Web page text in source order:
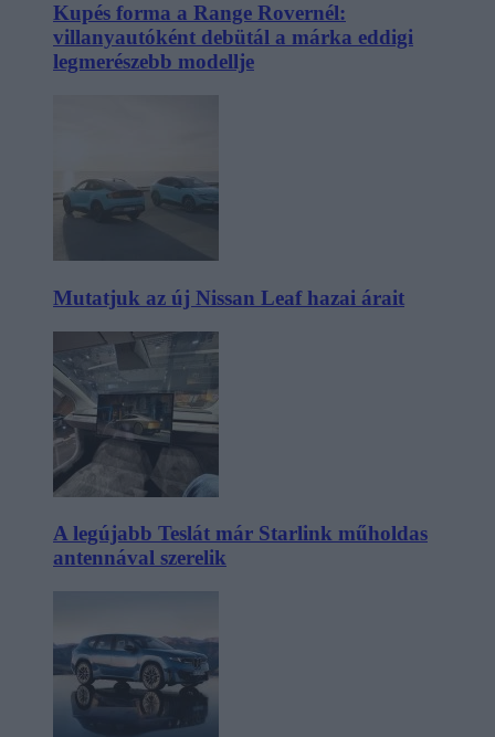
Kupés forma a Range Rovernél:
villanyautóként debütál a márka eddigi
legmerészebb modellje
Mutatjuk az új Nissan Leaf hazai árait
A legújabb Teslát már Starlink műholdas
antennával szerelik